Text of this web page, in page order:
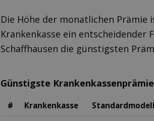
Die Höhe der monatlichen
Krankenkasse ein entscheidender
Schaffhausen die günstigsten
Günstigste
# Krankenkasse Standardmodell